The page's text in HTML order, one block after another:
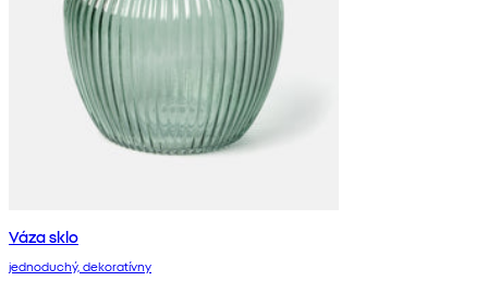
Váza sklo
jednoduchý, dekoratívny